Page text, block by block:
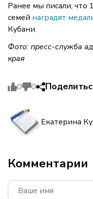
Ранее мы писали, что
семей наградят
Кубани.
Фото: пресс-служба
края
0 0
Екатерина
Комментарии